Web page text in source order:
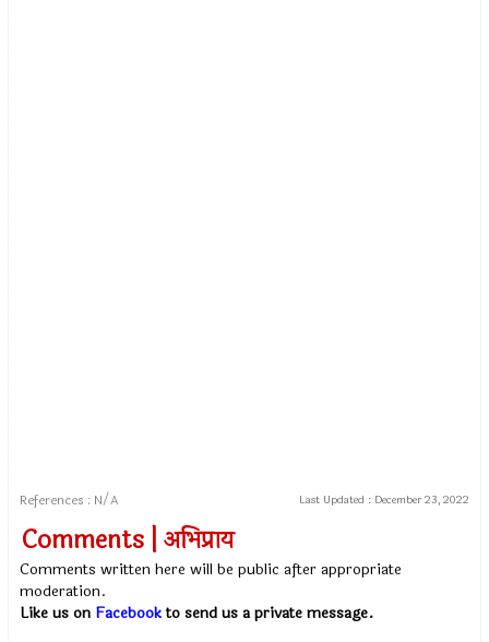
References : N/A Last Updated : December 23, 2022
Comments | अभिप्राय
Comments written here will be public after appropriate
moderation.
Like us on Facebookto send us a private message.